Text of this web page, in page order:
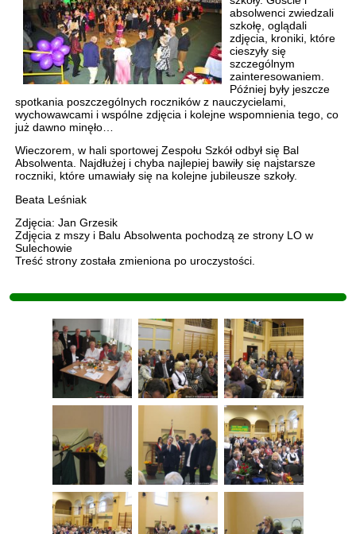
absolwenci zwiedzali
szkołę, oglądali
zdjęcia, kroniki, które
cieszyły się
szczególnym
zainteresowaniem.
Później były jeszcze
spotkania poszczególnych roczników z nauczycielami,
wychowawcami i wspólne zdjęcia i kolejne wspomnienia tego, co
już dawno minęło…
Wieczorem, w hali sportowej Zespołu Szkół odbył się Bal
Absolwenta. Najdłużej i chyba najlepiej bawiły się najstarsze
roczniki, które umawiały się na kolejne jubileusze szkoły.
Beata Leśniak
Zdjęcia: Jan Grzesik
Zdjęcia z mszy i Balu Absolwenta pochodzą ze strony LO w
Sulechowie
Treść strony została zmieniona po uroczystości.